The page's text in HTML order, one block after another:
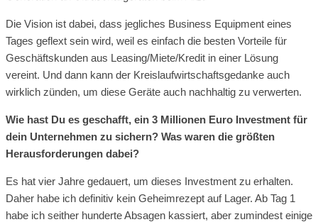
Die Vision ist dabei, dass jegliches Business Equipment eines
Tages geflext sein wird, weil es einfach die besten Vorteile für
Geschäftskunden aus Leasing/Miete/Kredit in einer Lösung
vereint. Und dann kann der Kreislaufwirtschaftsgedanke auch
wirklich zünden, um diese Geräte auch nachhaltig zu verwerten.
Wie hast Du es geschafft, ein 3 Millionen Euro Investment für
dein Unternehmen zu sichern? Was waren die größten
Herausforderungen dabei?
Es hat vier Jahre gedauert, um dieses Investment zu erhalten.
Daher habe ich definitiv kein Geheimrezept auf Lager. Ab Tag 1
habe ich seither hunderte Absagen kassiert, aber zumindest einige